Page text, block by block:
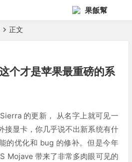
果飯幫
正文
个才是苹果最重磅的系
的更新， 从名字上就可见一
接显卡，你几乎说不出新系统有什
的优化和 bug 的修补。但是今年
Mojave 带来了非常多肉眼可见的